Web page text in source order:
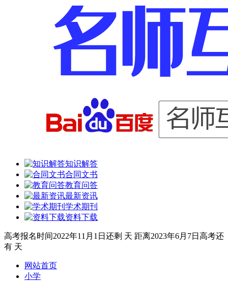
知识解答
合同文书
教育问答
最新资讯
学术期刊
资料下载
高考报名时间2022年11月1日 还剩 天 距离2023年6月7日 高考还
有 天
网站首页
小学